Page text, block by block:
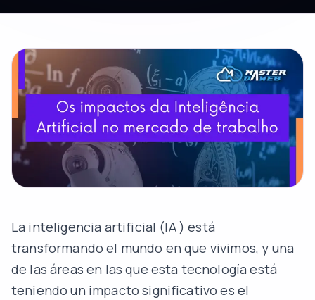
La inteligencia artificial (IA) está
transformando el mundo en que vivimos, y una
de las áreas en las que esta tecnología está
teniendo un impacto significativo es el